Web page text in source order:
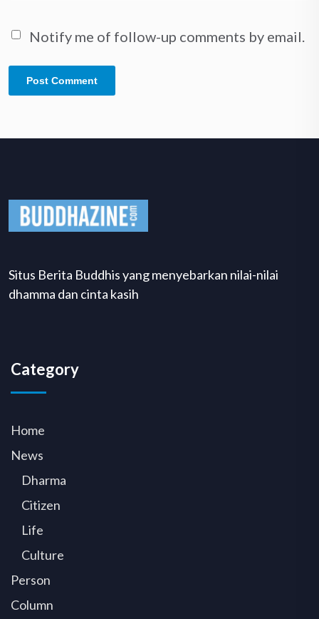
Notify me of follow-up comments by email.
Situs Berita Buddhis yang menyebarkan nilai-nilai
dhamma dan cinta kasih
Category
Home
News
Dharma
Citizen
Life
Culture
Person
Column